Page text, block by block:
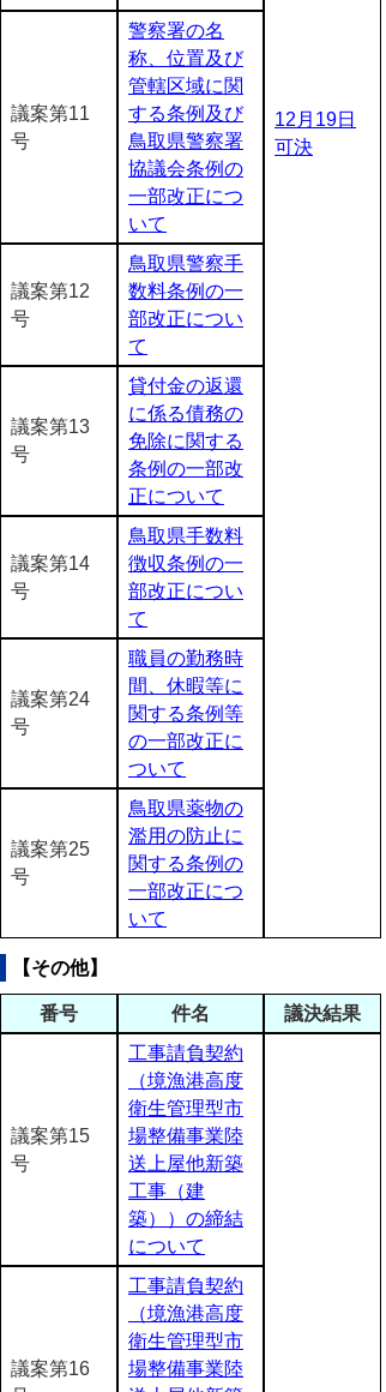
12月19日
可決
議案第11
号
警察署の名
称、位置及び
管轄区域に関
する条例及び
鳥取県警察署
協議会条例の
一部改正につ
いて
議案第12
号
鳥取県警察手
数料条例の一
部改正につい
て
議案第13
号
貸付金の返還
に係る債務の
免除に関する
条例の一部改
正について
議案第14
号
鳥取県手数料
徴収条例の一
部改正につい
て
議案第24
号
職員の勤務時
間、休暇等に
関する条例等
の一部改正に
ついて
議案第25
号
鳥取県薬物の
濫用の防止に
関する条例の
一部改正につ
いて
【その他】
番号 件名 議決結果
議案第15
号
工事請負契約
（境漁港高度
衛生管理型市
場整備事業陸
送上屋他新築
工事（建
築））の締結
について
議案第16
工事請負契約
（境漁港高度
衛生管理型市
場整備事業陸